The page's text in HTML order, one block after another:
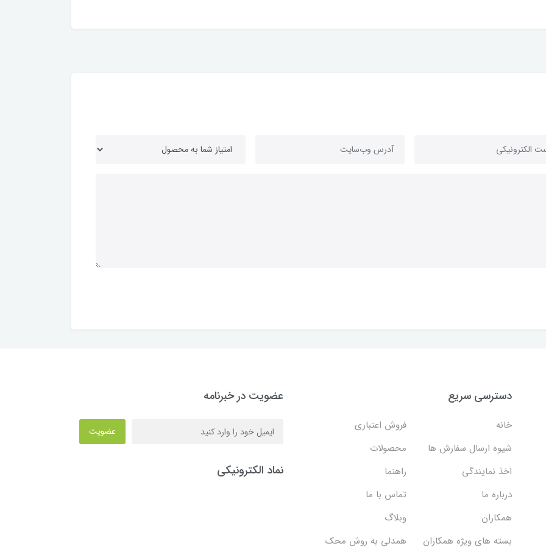
دسترسی سریع
خانه
فروش اعتباری
شیوه ارسال سفارش ها
محصولات
اخذ نمایندگی
راهنما
درباره ما
تماس با ما
همکاران
وبلاگ
بسته های ویژه همکاران
همدلی به روش محک
عضویت در خبرنامه
عضویت
نماد الکترونیکی